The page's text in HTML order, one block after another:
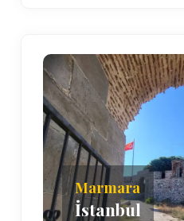
Marmara
İstanbul